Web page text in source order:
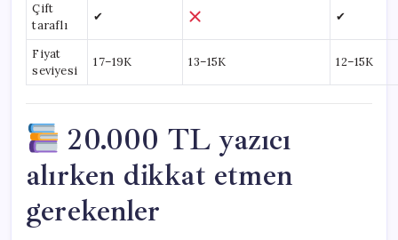
Çift
taraflı
✔ ✔
Fiyat
seviyesi
17–19K 13–15K 12–15K
20.000 TL yazıcı
alırken dikkat etmen
gerekenler